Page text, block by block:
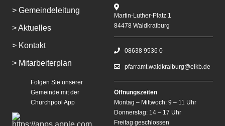
> Gemeindeleitung
> Aktuelles
> Kontakt
> Mitarbeiterplan
Folgen Sie unserer
Gemeinde mit der
Churchpool App
Martin-Luther-Platz 1
84478 Waldkraiburg
08638 9536 0
pfarramt.waldkraiburg@elkb.de
Öffnungszeiten
Montag – Mittwoch: 9 – 11 Uhr
Donnerstag: 14 – 17 Uhr
Freitag geschlossen